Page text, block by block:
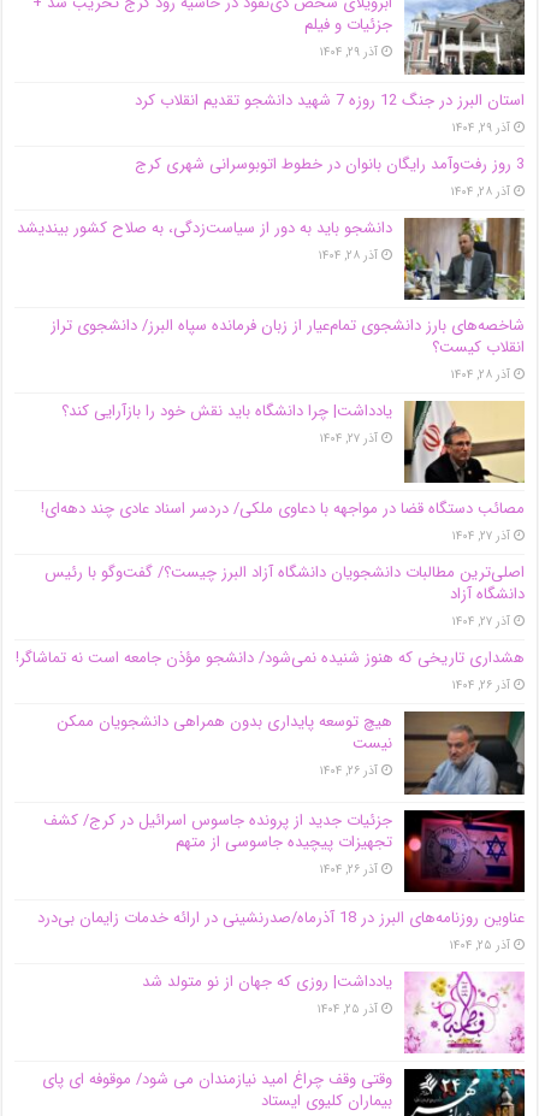
جزئیات و فیلم
آذر ۲۹, ۱۴۰۴
استان البرز در جنگ 12 روزه 7 شهید دانشجو تقدیم انقلاب کرد
آذر ۲۹, ۱۴۰۴
3 روز رفت‌وآمد رایگان بانوان در خطوط اتوبوسرانی شهری کرج
آذر ۲۸, ۱۴۰۴
دانشجو باید به دور از سیاست‌زدگی، به صلاح کشور بیندیشد
آذر ۲۸, ۱۴۰۴
شاخصه‌های بارز دانشجوی تمام‌عیار از زبان فرمانده سپاه البرز/ دانشجوی تراز
انقلاب کیست؟
آذر ۲۸, ۱۴۰۴
یادداشت| چرا دانشگاه باید نقش خود را بازآرایی کند؟
آذر ۲۷, ۱۴۰۴
مصائب دستگاه قضا در مواجهه با دعاوی ملکی/ دردسر اسناد عادی چند‌ دهه‌ای!
آذر ۲۷, ۱۴۰۴
اصلی‌ترین مطالبات دانشجویان دانشگاه آزاد البرز چیست؟/ گفت‌وگو با رئیس
دانشگاه آز‌اد
آذر ۲۷, ۱۴۰۴
هشداری تاریخی که هنوز شنیده نمی‌شود/ دانشجو مؤذن جامعه است نه تماشاگر!
آذر ۲۶, ۱۴۰۴
هیچ توسعه پایداری بدون همراهی دانشجویان ممکن
نیست
آذر ۲۶, ۱۴۰۴
جزئیات جدید از پرونده جاسوس اسرائیل در کرج/‌ کشف
تجهیزات پیچیده جاسوسی از متهم
آذر ۲۶, ۱۴۰۴
عناوین روزنامه‌های البرز در ‌18 آذرماه/صدرنشینی در ارائه خدمات زایمان بی‌درد
آذر ۲۵, ۱۴۰۴
یادداشت| روزی که جهان از نو متولد شد
آذر ۲۵, ۱۴۰۴
وقتی وقف چراغ امید نیازمندان می شود/ موقوفه ای پای
بیماران کلیوی ایستاد